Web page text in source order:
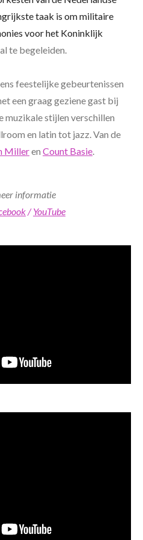
taak is om militaire
voor het Koninklijk
te begeleiden.
feestelijke gebeurtenissen
een graag geziene gast bij
muzikale stijlen verschillen
en latin tot jazz . Van de
Milleren Count Basie
informatie
/YouTube